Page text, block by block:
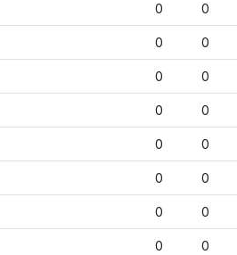
0 0
0 0
0 0
0 0
0 0
0 0
0 0
0 0